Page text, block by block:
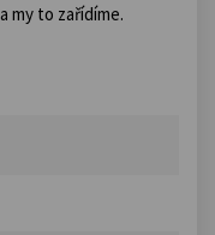
my to zařídíme.